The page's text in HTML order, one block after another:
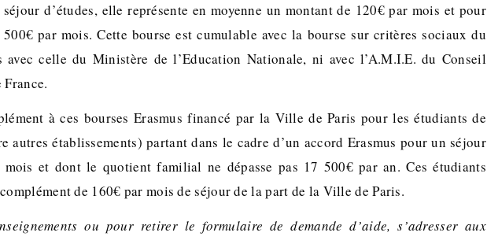
d’études, elle représente en moyenne un montant de 120€ par mois et pour
par mois. Cette bourse est cumulable avec la bourse sur critères sociaux du
avec celle du Ministère de l’Education Nationale, ni avec l’A.M.I.E. du Conseil
à ces bourses Erasmus financé par la Ville de Paris pour les étudiants de
autres établissements) partant dans le cadre d’un accord Erasmus pour un séjour
et dont le quotient familial ne dépasse pas 17 500€ par an. Ces étudiants
de 160€ par mois de séjour de la part de la Ville de Paris.
ou pour retirer le formulaire de demande d’aide, s’adresser aux